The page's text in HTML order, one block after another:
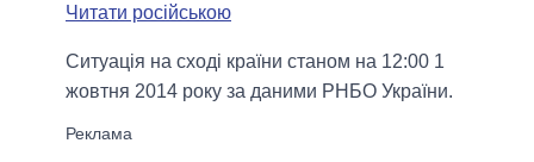
ДАЙДЖЕСТИ
ВЕРХОВНА РАДА
ГОЛОВИ ОБЛАДМІНІСТРАЦІЙ
ПОРІВНЯННЯ ПОЛІТИКІВ
Читати російською
Ситуація на сході країни станом на 12:00 1
жовтня 2014 року за даними РНБО України.